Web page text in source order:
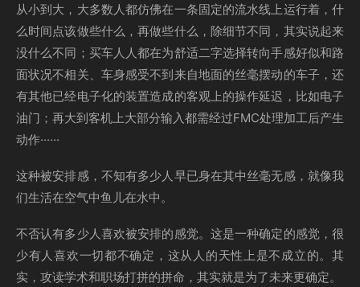
从小到大，大多数人都仿佛在一条固定的流水线上运行着，什
么时间点该做些什么，再做些什么，除细节不同，其实说起来
没什么不同；买车人人都在为舒适二字选择转向手感好似和路
面状况不相关、车身感受不到来自地面的丝毫摆动的车子，还
有其他已经电子化的装置造成的客观上的操作延迟，比如电子
油门；再大到客机上大部分输入都需经过FMC处理加工后产生
动作······
这种被安排感，不知有多少人早已身在其中丝毫无感，就像我
们生活在空气中鱼儿在水中。
不否认有多少人喜欢被安排的感觉。这是一种确定的感觉，很
少有人喜欢一切都不确定，这从人的天性上是不成立的。其
实，攻读学术和职场打拼的拼命，其实就是为了未来更确定。